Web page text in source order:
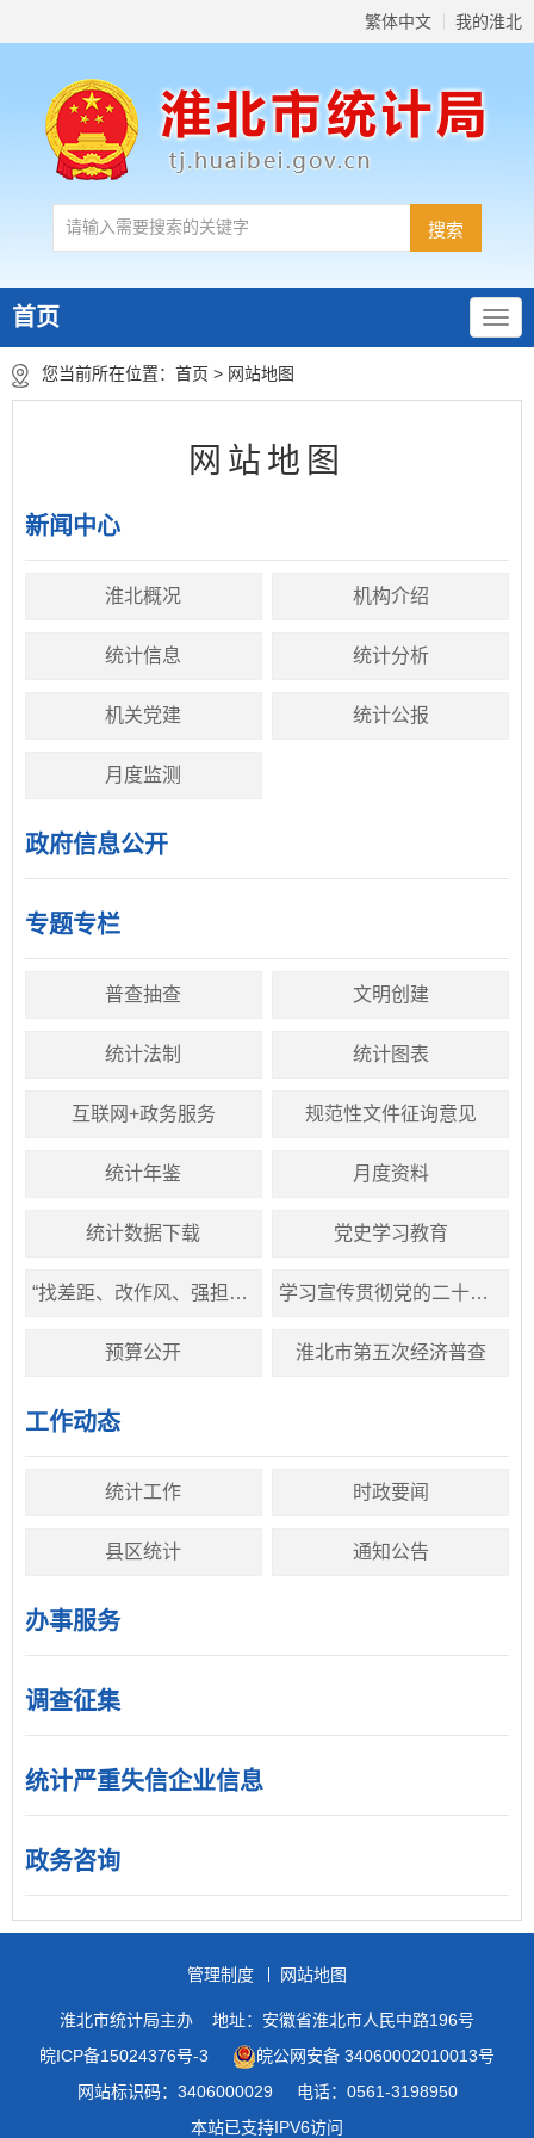
繁体中文 我的淮北
首页
您当前所在位置： 首页 > 网站地图
网站地图
新闻中心
淮北概况 机构介绍
统计信息 统计分析
机关党建 统计公报
月度监测
政府信息公开
专题专栏
普查抽查 文明创建
统计法制 统计图表
互联网+政务服务 规范性文件征询意见
统计年鉴 月度资料
统计数据下载 党史学习教育
“找差距、改作风、强担当、争先进”专项行动 学习宣传贯彻党的二十大精神
预算公开 淮北市第五次经济普查
工作动态
统计工作 时政要闻
县区统计 通知公告
办事服务
调查征集
统计严重失信企业信息
政务咨询
管理制度 网站地图
淮北市统计局主办
地址：安徽省淮北市人民中路196号
皖ICP备15024376号-3
皖公网安备 34060002010013号
网站标识码：3406000029
电话：0561-3198950
本站已支持IPV6访问